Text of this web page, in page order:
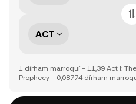
ACT
1 dírham marroquí = 11,39 Act I:
Prophecy = 0,08774 dírham